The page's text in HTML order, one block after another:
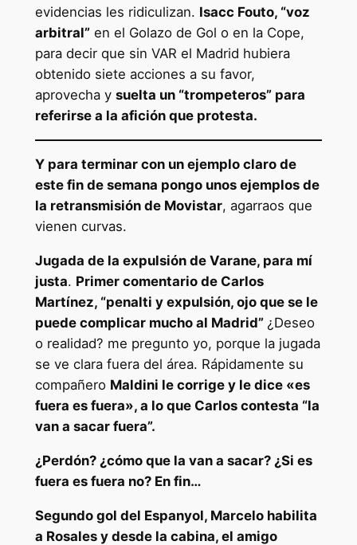
evidencias les ridiculizan. Isacc Fouto, “voz
arbitral”en el Golazo de Gol o en la Cope,
para decir que sin VAR el Madrid hubiera
obtenido siete acciones a su favor,
aprovecha y suelta un “trompeteros” para
referirse a la afición que protesta.
Y para terminar con un ejemplo claro de
este fin de semana pongo unos ejemplos de
la retransmisión de Movistar, agarraos que
vienen curvas.
Jugada de la expulsión de Varane, para mí
justa. Primer comentario de Carlos
Martínez, “penalti y expulsión, ojo que se le
puede complicar mucho al Madrid” ¿Deseo
o realidad? me pregunto yo, porque la jugada
se ve clara fuera del área. Rápidamente su
compañero Maldini le corrige y le dice «es
fuera es fuera», a lo que Carlos contesta “la
van a sacar fuera”.
¿Perdón? ¿cómo que la van a sacar? ¿Si es
fuera es fuera no? En fin…
Segundo gol del Espanyol, Marcelo habilita
a Rosales y desde la cabina, el amigo